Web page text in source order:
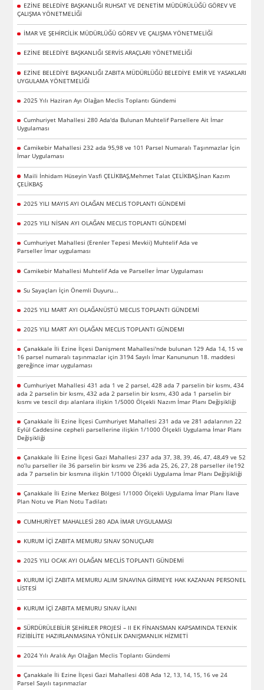
EZİNE BELEDİYE BAŞKANLIĞI RUHSAT VE DENETİM MÜDÜRÜLÜĞÜ GÖREV VE
ÇALIŞMA YÖNETMELİĞİ
İMAR VE ŞEHİRCİLİK MÜDÜRLÜĞÜ GÖREV VE ÇALIŞMA YÖNETMELİĞİ
EZİNE BELEDİYE BAŞKANLIĞI SERVİS ARAÇLARI YÖNETMELİĞİ
EZİNE BELEDİYE BAŞKANLIĞI ZABITA MÜDÜRLÜĞÜ BELEDİYE EMİR VE YASAKLARI
UYGULAMA YÖNETMELİĞİ
2025 Yılı Haziran Ayı Olağan Meclis Toplantı Gündemi
Cumhuriyet Mahallesi 280 Ada'da Bulunan Muhtelif Parsellere Ait İmar
Uygulaması
Camikebir Mahallesi 232 ada 95,98 ve 101 Parsel Numaralı Taşınmazlar İçin
İmar Uygulaması
Maili İnhidam Hüseyin Vasfi ÇELİKBAŞ,Mehmet Talat ÇELİKBAŞ,İnan Kazım
ÇELİKBAŞ
2025 YILI MAYIS AYI OLAĞAN MECLIS TOPLANTI GÜNDEMİ
2025 YILI NİSAN AYI OLAĞAN MECLIS TOPLANTI GÜNDEMİ
Cumhuriyet Mahallesi (Erenler Tepesi Mevkii) Muhtelif Ada ve
Parseller İmar uygulaması
Camikebir Mahallesi Muhtelif Ada ve Parseller İmar Uygulaması
Su Sayaçları İçin Önemli Duyuru...
2025 YILI MART AYI OLAĞANÜSTÜ MECLIS TOPLANTI GÜNDEMİ
2025 YILI MART AYI OLAĞAN MECLIS TOPLANTI GÜNDEMI
Çanakkale İli Ezine İlçesi Danişment Mahallesi'nde bulunan 129 Ada 14, 15 ve
16 parsel numaralı taşınmazlar için 3194 Sayılı İmar Kanununun 18. maddesi
gereğince imar uygulaması
Cumhuriyet Mahallesi 431 ada 1 ve 2 parsel, 428 ada 7 parselin bir kısmı, 434
ada 2 parselin bir kısmı, 432 ada 2 parselin bir kısmı, 430 ada 1 parselin bir
kısmı ve tescil dışı alanlara ilişkin 1/5000 Ölçekli Nazım İmar Planı Değişikliği
Çanakkale İli Ezine İlçesi Cumhuriyet Mahallesi 231 ada ve 281 adalarının 22
Eylül Caddesine cepheli parsellerine ilişkin 1/1000 Ölçekli Uygulama İmar Planı
Değişikliği
Çanakkale İli Ezine İlçesi Gazi Mahallesi 237 ada 37, 38, 39, 46, 47, 48,49 ve 52
no’lu parseller ile 36 parselin bir kısmı ve 236 ada 25, 26, 27, 28 parseller ile192
ada 7 parselin bir kısmına ilişkin 1/1000 Ölçekli Uygulama İmar Planı Değişikliği
Çanakkale İli Ezine Merkez Bölgesi 1/1000 Ölçekli Uygulama İmar Planı İlave
Plan Notu ve Plan Notu Tadilatı
CUMHURİYET MAHALLESİ 280 ADA İMAR UYGULAMASI
KURUM İÇİ ZABITA MEMURU SINAV SONUÇLARI
2025 YILI OCAK AYI OLAĞAN MECLİS TOPLANTI GÜNDEMİ
KURUM İÇİ ZABITA MEMURU ALIM SINAVINA GİRMEYE HAK KAZANAN PERSONEL
LİSTESİ
KURUM İÇİ ZABITA MEMURU SINAV İLANI
SÜRDÜRÜLEBİLİR ŞEHİRLER PROJESİ – II EK FİNANSMAN KAPSAMINDA TEKNİK
FİZİBİLİTE HAZIRLANMASINA YÖNELİK DANIŞMANLIK HİZMETİ
2024 Yılı Aralık Ayı Olağan Meclis Toplantı Gündemi
Çanakkale İli Ezine İlçesi Gazi Mahallesi 408 Ada 12, 13, 14, 15, 16 ve 24
Parsel Sayılı taşınmazlar